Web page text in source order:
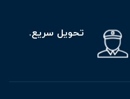
تحویل سریع.